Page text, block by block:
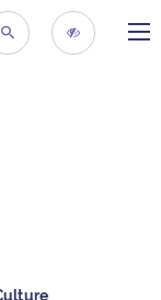
RECHERCHER